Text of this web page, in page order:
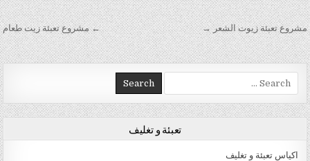
تصفّح المقالات ← مشروع تعبئة زيت طعام مشروع تعبئة زيوت الشعر →
Search for:
تعبئة و تغليف
اكياس تعبئة و تغليف